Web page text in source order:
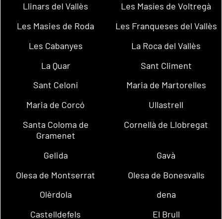
Llinars del Vallès
Les Masíes de Voltregà
Les Masies de Roda
Les Franqueses del Vallès
Les Cabanyes
La Roca del Vallès
La Quar
Sant Climent
Sant Celoni
Maria de Martorelles
Maria de Corcó
Ullastrell
Santa Coloma de
Gramenet
Cornellà de Llobregat
Gelida
Gavà
Olesa de Montserrat
Olesa de Bonesvalls
Olèrdola
dena
Castelldefels
El Brull